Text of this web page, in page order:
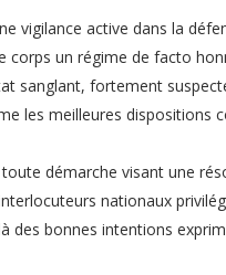
vigilance active dans la
corps un régime de facto
sanglant, fortement
les meilleures dispositions
démarche visant une
nationaux
des bonnes intentions